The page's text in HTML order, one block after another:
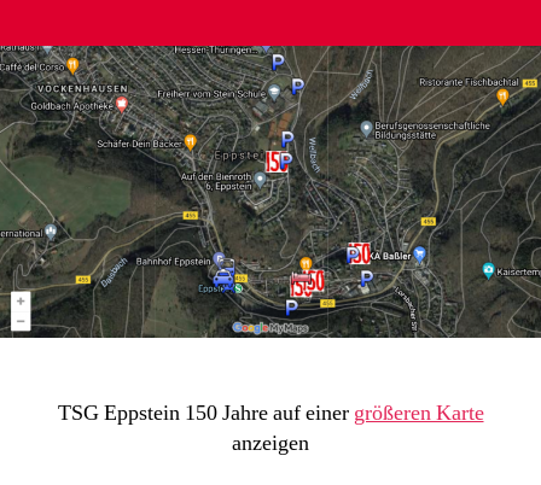
TSG Eppstein 150 Jahre auf einer größeren Karte
anzeigen